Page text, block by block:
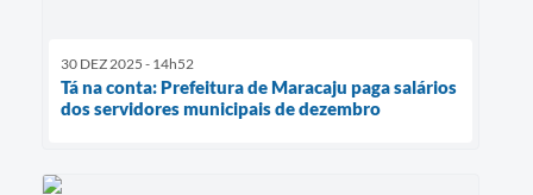
30 DEZ 2025 - 14h52
Tá na conta: Prefeitura de Maracaju paga salários
dos servidores municipais de dezembro